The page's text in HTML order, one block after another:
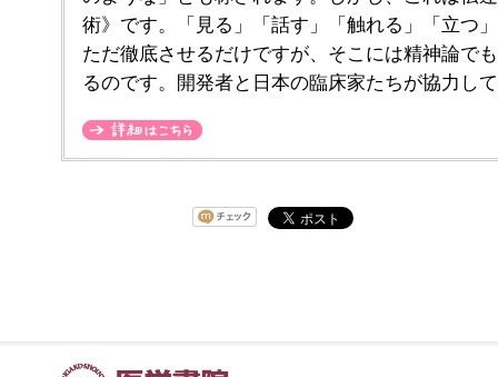
術》です。「見る」「話す」「触れる」「立つ
ただ徹底させるだけですが、そこには精神論で
るのです。開発者と日本の臨床家たちが協力し